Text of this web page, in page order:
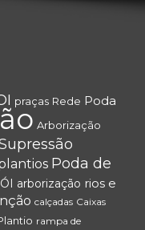
praças Rede Poda
Arborização
Poda de
arborização rios e
calçadas Caixas
rampa de